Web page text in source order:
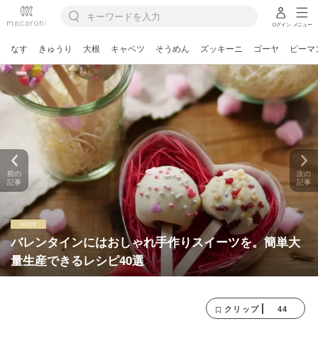
ログイン メニュー
なす きゅうり 大根 キャベツ そうめん ズッキーニ ゴーヤ ピーマ
バレンタインにはおしゃれ手作りスイーツを。簡単大
量生産できるレシピ40選
前の
記事
次の
記事
クリップ 44